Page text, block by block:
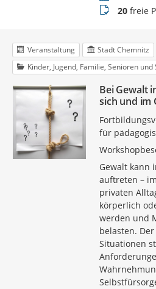
20freie
Veranstaltung
Stadt Chemnitz
Kinder, Jugend, Familie, Senioren und
Bei Gewalt
sich und im
für
Gewalt kann
auftreten –
privaten
körperlich
werden und
belasten.
Situationen